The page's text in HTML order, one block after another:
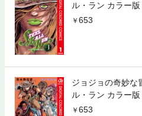
ル・ラン カラー版
653
ジョジョの奇妙な
ル・ラン カラー版
653